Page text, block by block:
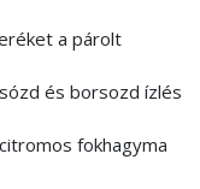
a párolt
és borsozd ízlés
fokhagyma